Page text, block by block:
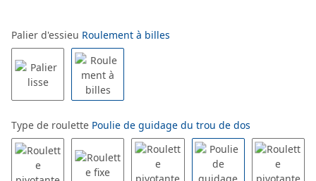
Palier d'essieu Roulement à billes
Type de roulette Poulie de guidage du trou de dos